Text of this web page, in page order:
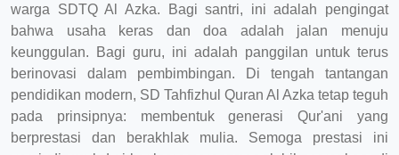
warga SDTQ Al Azka. Bagi santri, ini adalah pengingat
bahwa usaha keras dan doa adalah jalan menuju
keunggulan. Bagi guru, ini adalah panggilan untuk terus
berinovasi dalam pembimbingan. Di tengah tantangan
pendidikan modern, SD Tahfizhul Quran Al Azka tetap teguh
pada prinsipnya: membentuk generasi Qur'ani yang
berprestasi dan berakhlak mulia. Semoga prestasi ini